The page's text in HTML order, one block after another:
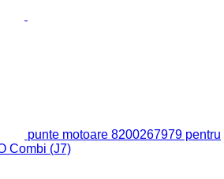
punte motoare 8200267979 pentru
Combi (J7)